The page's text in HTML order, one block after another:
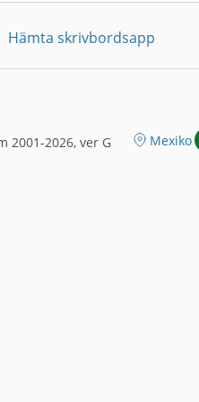
Hämta skrivbordsapp
2001-2026, ver G Mexiko